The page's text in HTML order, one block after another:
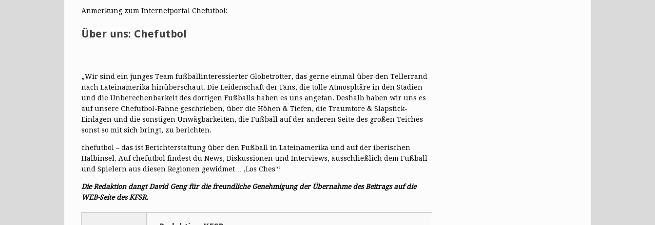
Anmerkung zum Internetportal Chefutbol:
Über uns: Chefutbol
„Wir sind ein junges Team fußballinteressierter Globetrotter, das gerne einmal über den Tellerrand
nach Lateinamerika hinüberschaut. Die Leidenschaft der Fans, die tolle Atmosphäre in den Stadien
und die Unberechenbarkeit des dortigen Fußballs haben es uns angetan. Deshalb haben wir uns es
auf unsere Chefutbol-Fahne geschrieben, über die Höhen & Tiefen, die Traumtore & Slapstick-
Einlagen und die sonstigen Unwägbarkeiten, die Fußball auf der anderen Seite des großen Teiches
sonst so mit sich bringt, zu berichten.
chefutbol – das ist Berichterstattung über den Fußball in Lateinamerika und auf der iberischen
Halbinsel. Auf chefutbol findest du News, Diskussionen und Interviews, ausschließlich dem Fußball
und Spielern aus diesen Regionen gewidmet… ‚Los Ches'“
Die Redaktion dangt David Geng für die freundliche Genehmigung der Übernahme des Beitrags auf die
WEB-Seite des KFSR.